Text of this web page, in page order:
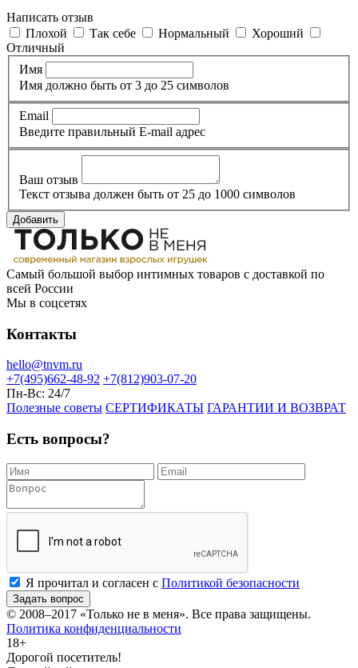
Написать отзыв
Плохой
Так себе Нормальный
Хороший
Отличный
Имя
Имя должно быть от 3 до 25 символов
Email
Введите правильный E-mail адрес
Ваш отзыв
Текст отзыва должен быть от 25 до 1000 символов
Добавить
Самый большой выбор интимных товаров с доставкой по
всей России
Мы в соцсетях
Контакты
hello@tnvm.ru
+7(495)662-48-92 +7(812)903-07-20
Пн-Вс: 24/7
Полезные советы СЕРТИФИКАТЫ ГАРАНТИИ И ВОЗВРАТ
Есть вопросы?
Я прочитал и согласен с Политикой безопасности
Задать вопрос
© 2008–2017 «Только не в меня». Все права защищены.
Политика конфиденциальности
18+
Дорогой посетитель!